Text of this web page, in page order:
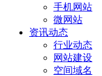
手机网站
微网站
资讯动态
行业动态
网站建设
空间域名